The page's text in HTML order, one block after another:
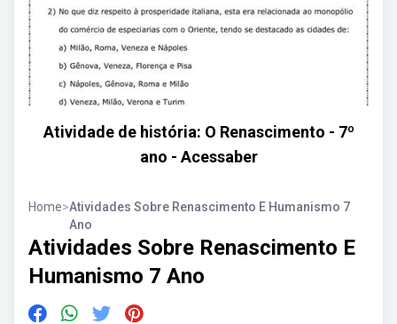
Atividade de história: O Renascimento - 7º
ano - Acessaber
Home>Atividades Sobre Renascimento E Humanismo 7
Ano
Atividades Sobre Renascimento E
Humanismo 7 Ano